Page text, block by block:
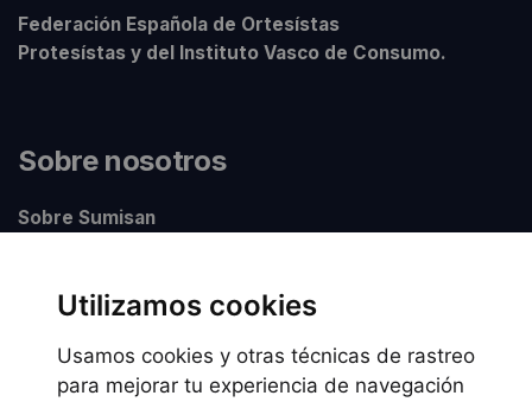
Utilizamos cookies
Usamos cookies y otras técnicas de rastreo
para mejorar tu experiencia de navegación
Federación Española de Ortesístas
Protesístas y del Instituto Vasco de Consumo.
Sobre nosotros
Sobre Sumisan
Información legal